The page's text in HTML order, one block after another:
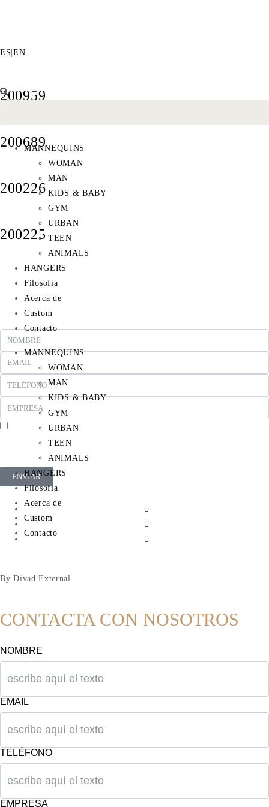
ES |EN
MANNEQUINS
WOMAN
MAN
KIDS & BABY
GYM
URBAN
TEEN
ANIMALS
HANGERS
Filosofía
Acerca de
Custom
Contacto
MANNEQUINS
WOMAN
MAN
KIDS & BABY
GYM
URBAN
TEEN
ANIMALS
HANGERS
Filosofía
Acerca de
Custom
Contacto
200959
200689
200226
200225
En cumplimiento del Reglamento UE 2016/679, de 27 de abril de 2016 solicitamos su
autorización para ofrecerle productos y servicios relacionados con los solicitados. Más
ENVIAR
By Divad External
CONTACTA CON NOSOTROS
NOMBRE
EMAIL
TELÉFONO
EMPRESA